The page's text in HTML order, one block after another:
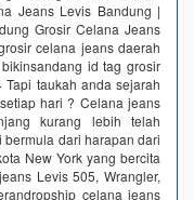
Jeans Levis Bandung |
Grosir Celana Jeans
celana jeans daerah
id tag grosir
taukah anda sejarah
hari ? Celana jeans
kurang lebih telah
dari harapan dari
New York yang bercita
Levis 505, Wrangler,
celana jeans